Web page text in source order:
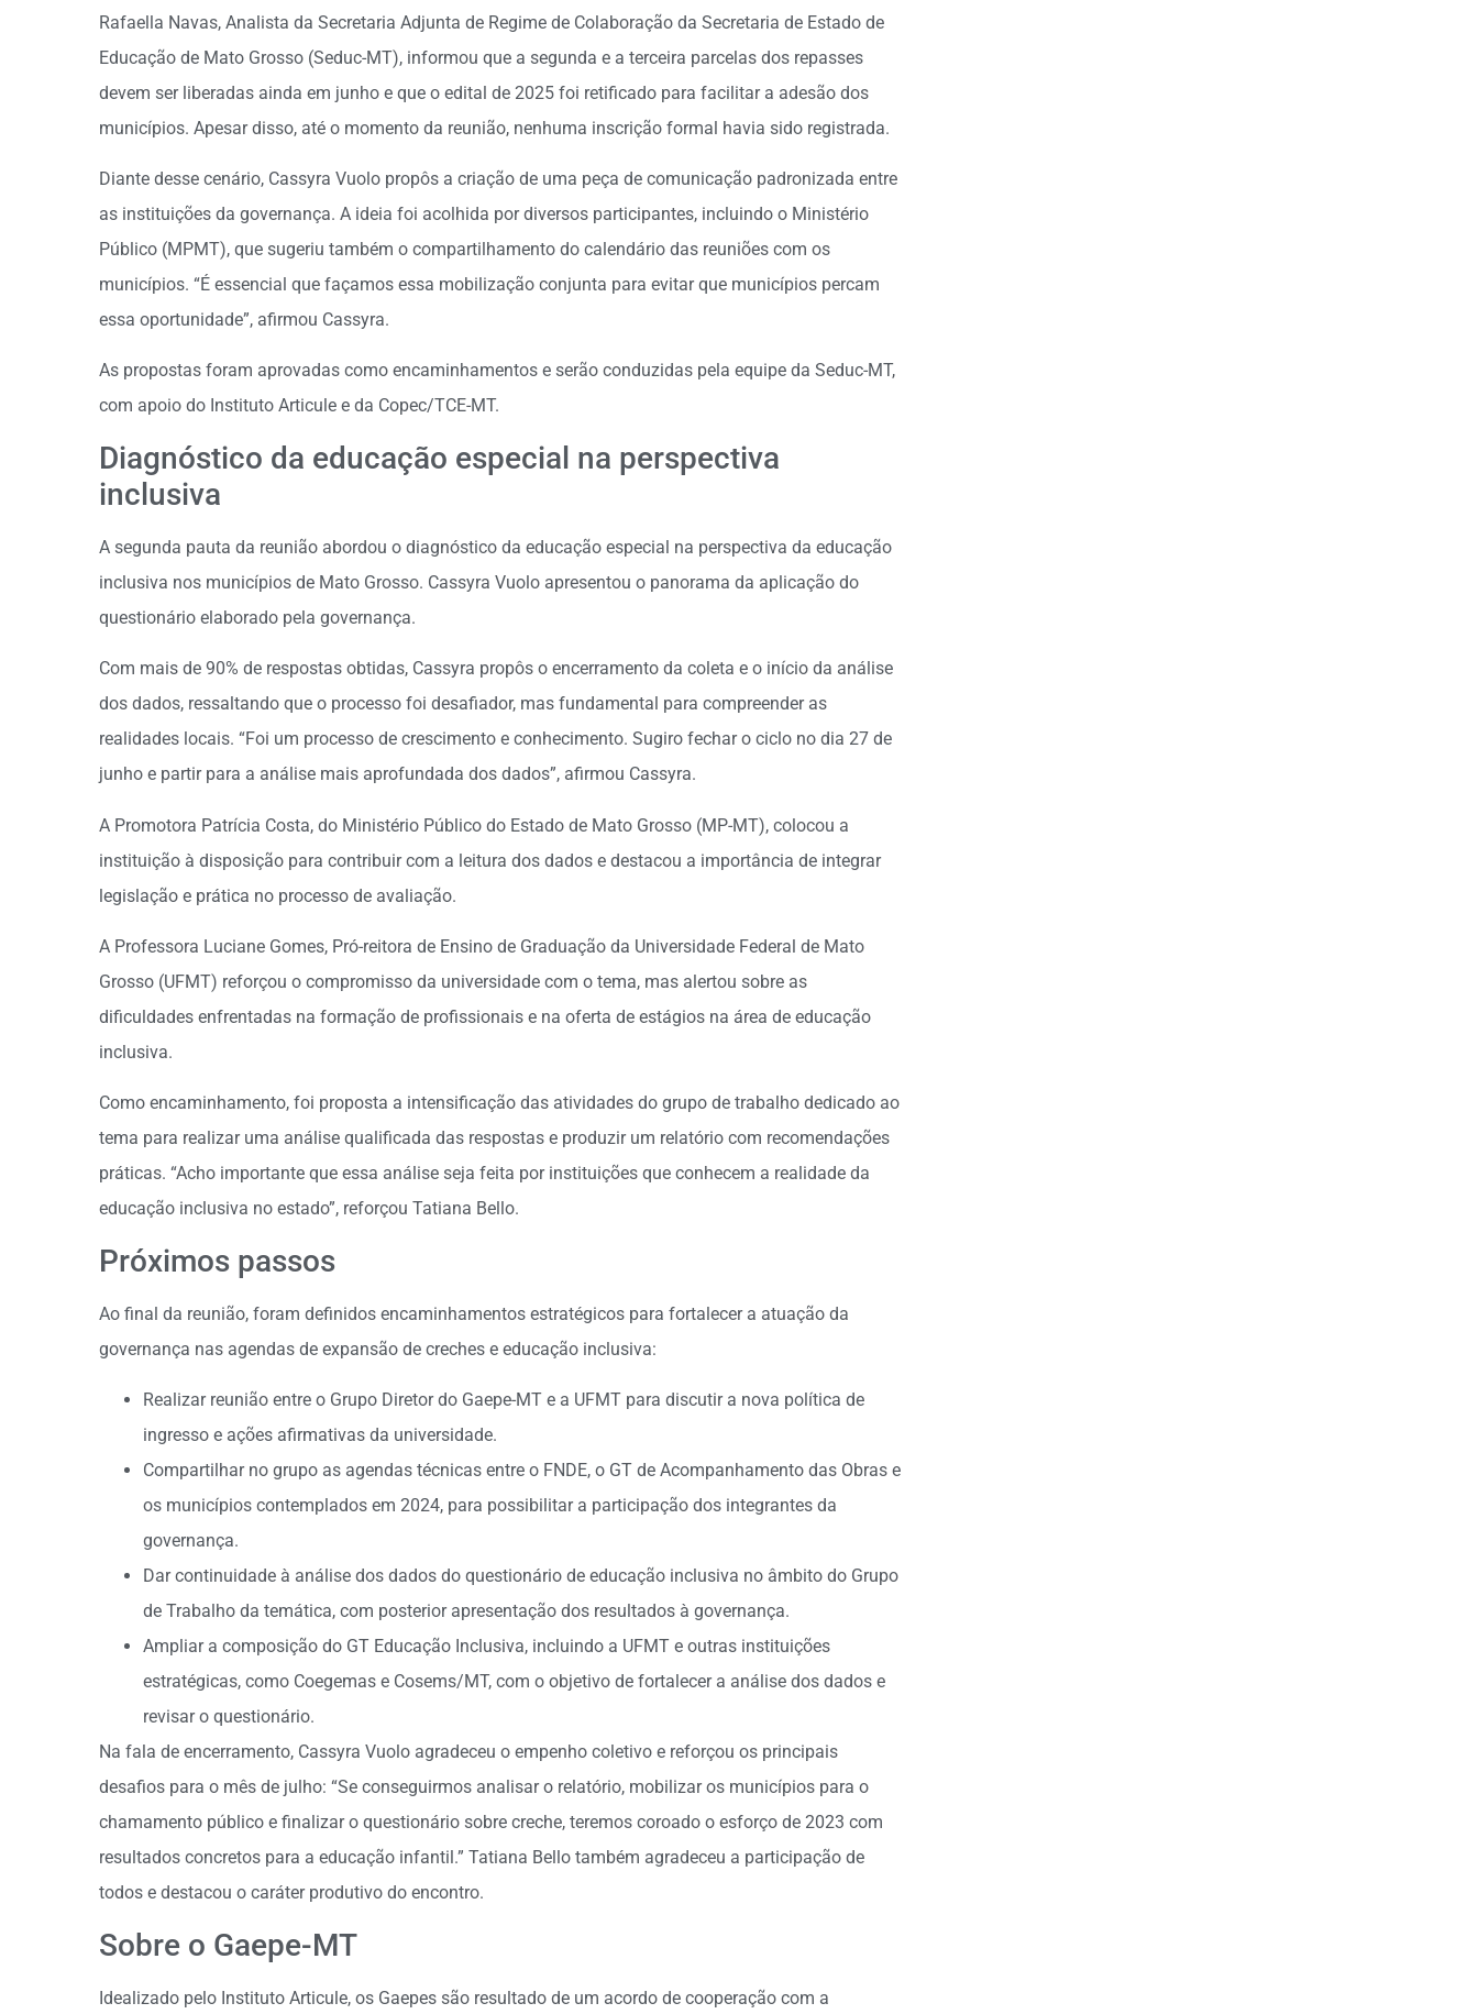
Rafaella Navas, Analista da Secretaria Adjunta de Regime de Colaboração da Secretaria de Estado de
Educação de Mato Grosso (Seduc-MT), informou que a segunda e a terceira parcelas dos repasses
devem ser liberadas ainda em junho e que o edital de 2025 foi retificado para facilitar a adesão dos
municípios. Apesar disso, até o momento da reunião, nenhuma inscrição formal havia sido registrada.
Diante desse cenário, Cassyra Vuolo propôs a criação de uma peça de comunicação padronizada entre
as instituições da governança. A ideia foi acolhida por diversos participantes, incluindo o Ministério
Público (MPMT), que sugeriu também o compartilhamento do calendário das reuniões com os
municípios. “É essencial que façamos essa mobilização conjunta para evitar que municípios percam
essa oportunidade”, afirmou Cassyra.
As propostas foram aprovadas como encaminhamentos e serão conduzidas pela equipe da Seduc-MT,
com apoio do Instituto Articule e da Copec/TCE-MT.
Diagnóstico da educação especial na perspectiva
inclusiva
A segunda pauta da reunião abordou o diagnóstico da educação especial na perspectiva da educação
inclusiva nos municípios de Mato Grosso. Cassyra Vuolo apresentou o panorama da aplicação do
questionário elaborado pela governança.
Com mais de 90% de respostas obtidas, Cassyra propôs o encerramento da coleta e o início da análise
dos dados, ressaltando que o processo foi desafiador, mas fundamental para compreender as
realidades locais. “Foi um processo de crescimento e conhecimento. Sugiro fechar o ciclo no dia 27 de
junho e partir para a análise mais aprofundada dos dados”, afirmou Cassyra.
A Promotora Patrícia Costa, do Ministério Público do Estado de Mato Grosso (MP-MT), colocou a
instituição à disposição para contribuir com a leitura dos dados e destacou a importância de integrar
legislação e prática no processo de avaliação.
A Professora Luciane Gomes, Pró-reitora de Ensino de Graduação da Universidade Federal de Mato
Grosso (UFMT) reforçou o compromisso da universidade com o tema, mas alertou sobre as
dificuldades enfrentadas na formação de profissionais e na oferta de estágios na área de educação
inclusiva.
Como encaminhamento, foi proposta a intensificação das atividades do grupo de trabalho dedicado ao
tema para realizar uma análise qualificada das respostas e produzir um relatório com recomendações
práticas. “Acho importante que essa análise seja feita por instituições que conhecem a realidade da
educação inclusiva no estado”, reforçou Tatiana Bello.
Próximos passos
Ao final da reunião, foram definidos encaminhamentos estratégicos para fortalecer a atuação da
governança nas agendas de expansão de creches e educação inclusiva:
Realizar reunião entre o Grupo Diretor do Gaepe-MT e a UFMT para discutir a nova política de
ingresso e ações afirmativas da universidade.
Compartilhar no grupo as agendas técnicas entre o FNDE, o GT de Acompanhamento das Obras e
os municípios contemplados em 2024, para possibilitar a participação dos integrantes da
governança.
Dar continuidade à análise dos dados do questionário de educação inclusiva no âmbito do Grupo
de Trabalho da temática, com posterior apresentação dos resultados à governança.
Ampliar a composição do GT Educação Inclusiva, incluindo a UFMT e outras instituições
estratégicas, como Coegemas e Cosems/MT, com o objetivo de fortalecer a análise dos dados e
revisar o questionário.
Na fala de encerramento, Cassyra Vuolo agradeceu o empenho coletivo e reforçou os principais
desafios para o mês de julho: “Se conseguirmos analisar o relatório, mobilizar os municípios para o
chamamento público e finalizar o questionário sobre creche, teremos coroado o esforço de 2023 com
resultados concretos para a educação infantil.” Tatiana Bello também agradeceu a participação de
todos e destacou o caráter produtivo do encontro.
Sobre o Gaepe-MT
Idealizado pelo Instituto Articule, os Gaepes são resultado de um acordo de cooperação com a